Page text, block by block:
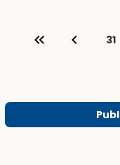
keyboard_double_arrow_left keyboard_arrow_left 31